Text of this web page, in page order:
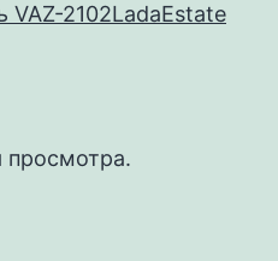
VAZ-2102LadaEstate
просмотра.